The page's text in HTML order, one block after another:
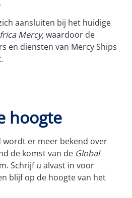
aansluiten bij het huidige
Mercy, waardoor de
en diensten van Mercy Ships
hoogte
wordt er meer bekend over
de komst van de Global
Schrijf u alvast in voor
blijf op de hoogte van het